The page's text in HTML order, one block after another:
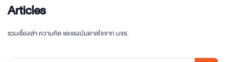
Articles
รวมเรื่องเล่า ความคิด และแรงบันดาลใจจาก มจธ.